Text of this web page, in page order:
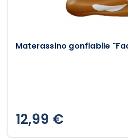
Materassino gonfiabile
12,99 €